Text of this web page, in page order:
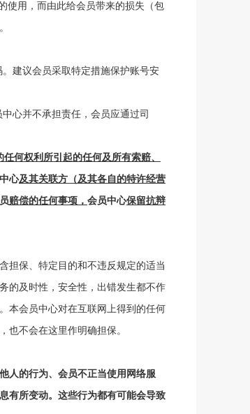
使用，而由此给会员带来的损失（包
。建议会员采取特定措施保护账号安
心并不承担责任， 会员应通过司
何权利所引起的任何及所有索赔、
心及其关联方（及其各自的特许经营
赔偿的任何事项， 会员中心保留抗辩
担保、特定目的和不违反规定的适当
的及时性，安全性，出错发生都不作
本会员中心对在互联网上得到的任何
也不会在这里作明确担保。
人的行为、会员不正当使用网络服
有所变动。这些行为都有可能会导致